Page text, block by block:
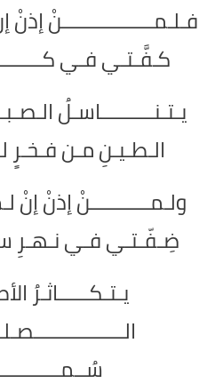
فـلـمـــــــــــــــــنْ إذنْ
كـفَّـتـي فـي
يـتـنــــــــــاسـلُ
الـطـيـنِ مـن فـخـرٍ
ولـمـــــــــــنْ إذنْ إنْ
ضِـفّـتـي فـي نـهـرِ
يـتـكــــــاثـرُ